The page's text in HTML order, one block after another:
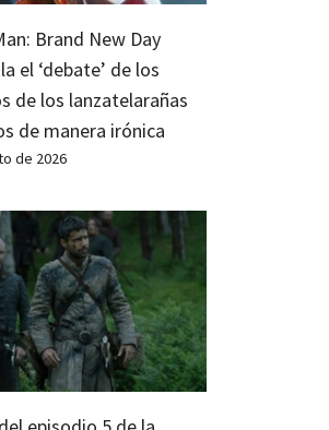
Brand New Day
el ‘debate’ de los
de los lanzatelarañas
de manera irónica
de 2026